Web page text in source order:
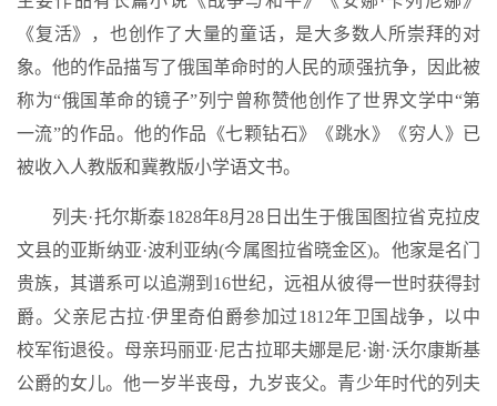
《复活》，也创作了大量的童话，是大多数人所崇拜的对
象。他的作品描写了俄国革命时的人民的顽强抗争，因此被
称为“俄国革命的镜子”列宁曾称赞他创作了世界文学中“第
一流”的作品。他的作品《七颗钻石》《跳水》《穷人》已
被收入人教版和冀教版小学语文书。
列夫·托尔斯泰1828年8月28日出生于俄国图拉省克拉皮
文县的亚斯纳亚·波利亚纳(今属图拉省晓金区)。他家是名门
贵族，其谱系可以追溯到16世纪，远祖从彼得一世时获得封
爵。父亲尼古拉·伊里奇伯爵参加过1812年卫国战争，以中
校军衔退役。母亲玛丽亚·尼古拉耶夫娜是尼·谢·沃尔康斯基
公爵的女儿。他一岁半丧母，九岁丧父。青少年时代的列夫